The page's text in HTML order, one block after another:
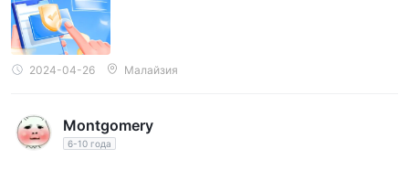
2024-04-26 Малайзия
Montgomery
6-10 года